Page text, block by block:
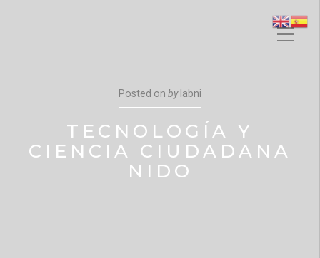
Posted on bylabni
TECNOLOGÍA Y
CIENCIA CIUDADANA
NIDO